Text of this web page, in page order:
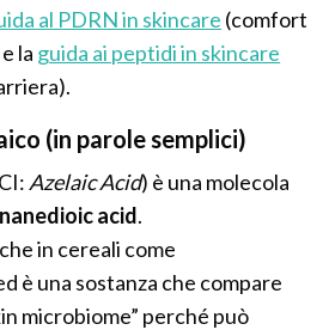
al PDRN in skincare (comfort
la guida ai peptidi in skincare
(in parole semplici)
Azelaic Acid) è una molecola
acid.
in cereali come
è una sostanza che compare
microbiome” perché può